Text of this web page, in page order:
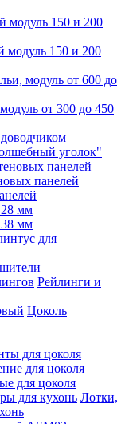
модуль 150 и 200
150 и 200
модуль от 600 до
от 300 до 450
уголок"
панелей
мм
мм
для
Рейлинги и
Цоколь
для цоколя
для цоколя
для цоколя
Лотки,